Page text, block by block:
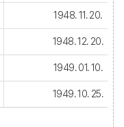
1948. 11. 20.
1948. 12. 20.
1949. 01. 10.
1949. 10. 25.